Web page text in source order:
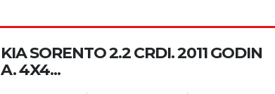
KIA SORENTO 2.2 CRDI. 2011 GODIN
A. 4X4...